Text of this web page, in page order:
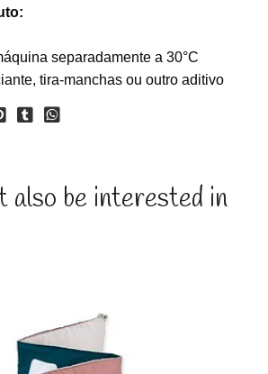
separadamente a 30°C
tira-manchas ou outro aditivo
also be interested in